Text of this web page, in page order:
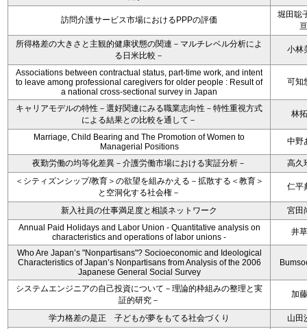
訪問介護サービス市場におけるPPPの評価
堀田聡
亘
所得格差の大きさと主観的健康状態の関連－マルチレベル分析によ
る日米比較－
小林
Associations between contractual status, part-time work, and intent
to leave among professional caregivers for older people : Result of
a national cross-sectional survey in Japan
可知
キャリアモデルの特性－選好関連にみる職業志向性－特性重視方式
による結果との比較を通して－
林
Marriage, Child Bearing and The Promotion of Women to
Managerial Positions
中野
夜勤労働の均等化差異－介護労働市場における実証分析－
高久
＜シティズンシップ/教育＞の欲望を組みかえる－拡散する＜教育＞
と空洞化する社会権－
仁平
新入社員の仕事満足度と相談ネットワーク
宮田
Annual Paid Holidays and Labor Union - Quantitative analysis on
characteristics and operations of labor unions -
井
Who Are Japan’s "Nonpartisans"? Socioeconomic and Ideological
Characteristics of Japan’s Nonpartisans from Analysis of the 2006
Japanese General Social Survey
システムエンジニアの自己投資について－理論的枠組みの整理と実
証的研究－
加
学力格差の是正 子どもが夢をもてる社会づくり 山田